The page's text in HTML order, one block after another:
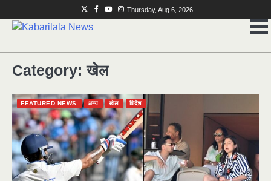
to
TwitterFacebook
YoutubeInstagram
Thursday, Aug 6, 2026
Category:खेल
FEATURED NEWS अन्य खेल विदेश